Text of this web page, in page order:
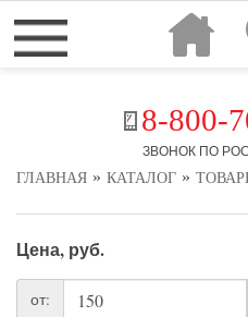
8-800-
ЗВОНОК ПО
ГЛАВНАЯ » КАТАЛОГ »
Цена, руб.
от: